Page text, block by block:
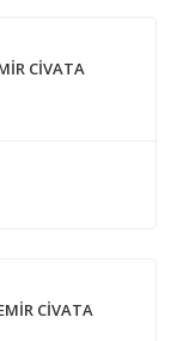
CİVATA
CİVATA